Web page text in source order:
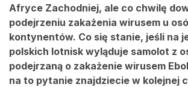
Afryce Zachodniej, ale co chwilę
podejrzeniu zakażenia wirusem u
kontynentów. Co się stanie, jeśli na
polskich lotnisk wyląduje samolot z
podejrzaną o zakażenie wirusem
na to pytanie znajdziecie w kolejnej